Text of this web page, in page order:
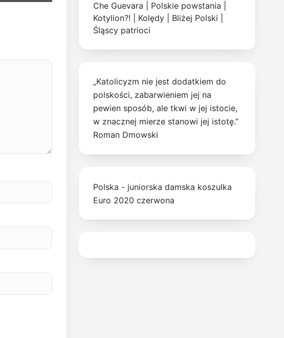
Che Guevara
Polskie powstania
Kotylion?!
Kolędy Bliżej Polski
Śląscy patrioci
„Katolicyzm nie jest dodatkiem do
polskości, zabarwieniem jej na
pewien sposób, ale tkwi w jej istocie,
w znacznej mierze stanowi jej istotę.”
Roman Dmowski
Polska - juniorska damska koszulka
Euro 2020 czerwona